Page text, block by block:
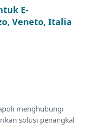
E-
Veneto, Italia
menghubungi
solusi penangkal